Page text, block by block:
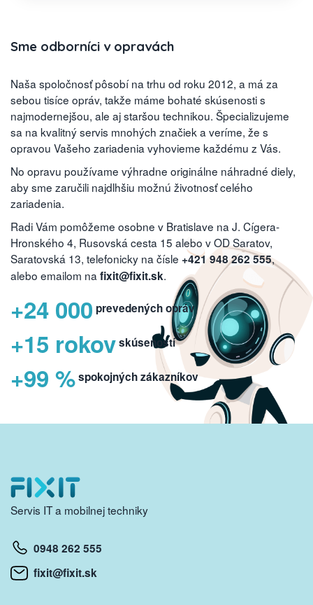
Sme odborníci v opravách
Naša spoločnosť pôsobí na trhu od roku 2012, a má za
sebou tisíce opráv, takže máme bohaté skúsenosti s
najmodernejšou, ale aj staršou technikou. Špecializujeme
sa na kvalitný servis mnohých značiek a veríme, že s
opravou Vašeho zariadenia vyhovieme každému z Vás.
No opravu používame výhradne originálne náhradné diely,
aby sme zaručili najdlhšiu možnú životnosť celého
zariadenia.
Radi Vám pomôžeme osobne v Bratislave na J. Cígera-
Hronského 4, Rusovská cesta 15 alebo v OD Saratov,
Saratovská 13, telefonicky na čísle +421 948 262 555,
alebo emailom na fixit@fixit.sk.
+24 000 prevedených opráv
+15 rokovskúseností
+99 %spokojných zákazníkov
Servis IT a mobilnej techniky
0948 262 555
fixit@fixit.sk